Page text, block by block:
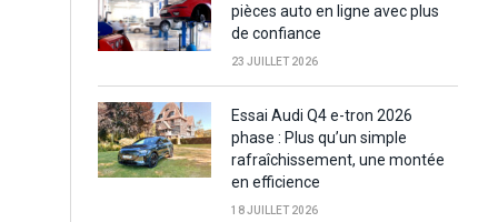
pièces auto en ligne avec plus
de confiance
23 JUILLET 2026
Essai Audi Q4 e-tron 2026
phase : Plus qu’un simple
rafraîchissement, une montée
en efficience
18 JUILLET 2026